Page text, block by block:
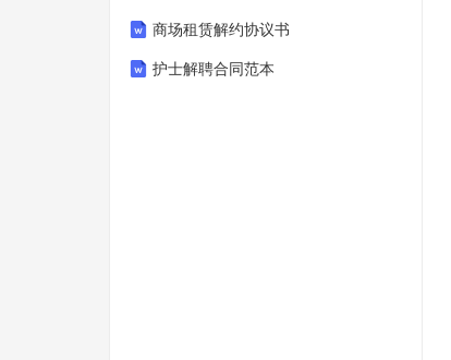
商场租赁解约协议书
护士解聘合同范本